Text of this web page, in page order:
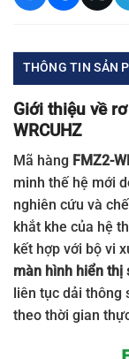
THÔNG TIN SẢN
Giới thiệu về
WRCUHZ
Mã hàng FMZ2-
minh thế hệ mới
nghiên cứu và
khắt khe của hệ
kết hợp với bộ vi
màn hình hiển thị
liên tục dải thông
theo thời gian